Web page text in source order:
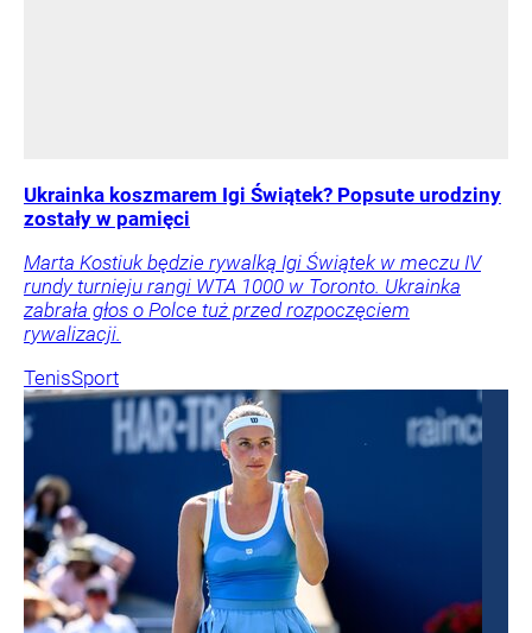
Ukrainka koszmarem Igi Świątek? Popsute urodziny
zostały w pamięci
Marta Kostiuk będzie rywalką Igi Świątek w meczu IV
rundy turnieju rangi WTA 1000 w Toronto. Ukrainka
zabrała głos o Polce tuż przed rozpoczęciem
rywalizacji.
TenisSport